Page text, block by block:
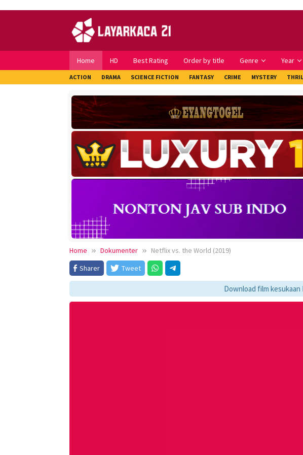
Home HD Best Rating Order by title Genre Year
ACTION DRAMA SCIENCE FICTION FANTASY CRIME MYSTERY
Home Dokumenter
Netflix vs. the World (2019)
Sharer
Tweet
Download film kesukaan